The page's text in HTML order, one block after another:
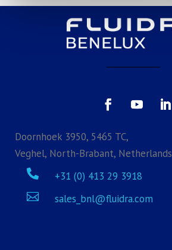
Doornhoek 3950, 5465 TC,
Veghel, North-Brabant, Netherlands
 +31 (0) 413 29 3918
 sales_bnl@fluidra.com